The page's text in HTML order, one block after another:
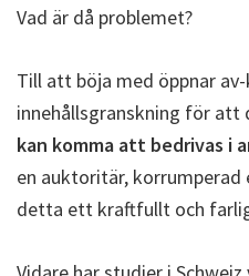
Vad är då problemet?
Till att böja med öppnar
innehållsgranskning för att
kan komma att bedrivas i
en auktoritär,
detta ett kraftfullt och